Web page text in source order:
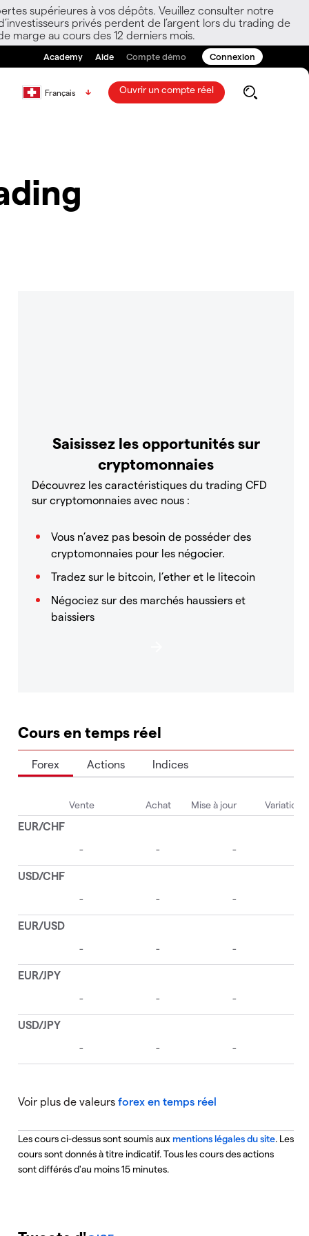
supérieures à vos dépôts. Veuillez consulter notre
privés perdent de l’argent lors du trading de
marge au cours des 12 derniers mois.
Academy Aide Compte démo Connexion
Français Ouvrir un compte réel
Saisissez les opportunités sur
cryptomonnaies
Découvrez les caractéristiques du trading CFD
sur cryptomonnaies avec nous :
Vous n’avez pas besoin de posséder des
cryptomonnaies pour les négocier.
Tradez sur le bitcoin, l’ether et le litecoin
Négociez sur des marchés haussiers et
baissiers
Cours en temps réel
Forex Actions Indices
Voir plus de valeurs forex en temps réel
Les cours ci-dessus sont soumis aux mentions légales du site. Les
cours sont donnés à titre indicatif. Tous les cours des actions
sont différés d'au moins 15 minutes.